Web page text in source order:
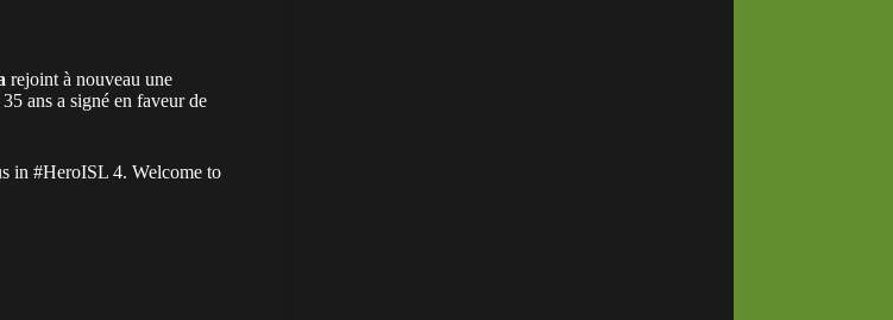
rejoint à nouveau une
ans a signé en faveur de
in #HeroISL 4. Welcome to